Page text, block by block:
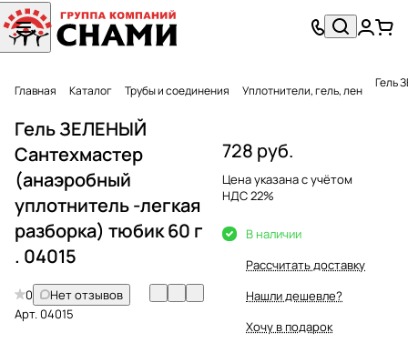
Главная Каталог Трубы и соединения Уплотнители, гель, лен Гель
Гель ЗЕЛЕНЫЙ
Сантехмастер
(анаэробный
уплотнитель -легкая
разборка) тюбик 60 г
. 04015
0
Нет отзывов
Арт.04015
728 руб.
Цена указана с учётом
НДС 22%
В наличии
Рассчитать доставку
Нашли дешевле?
Хочу в подарок